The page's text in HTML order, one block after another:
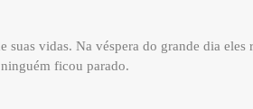
suas vidas. Na véspera do grande dia
ficou parado.